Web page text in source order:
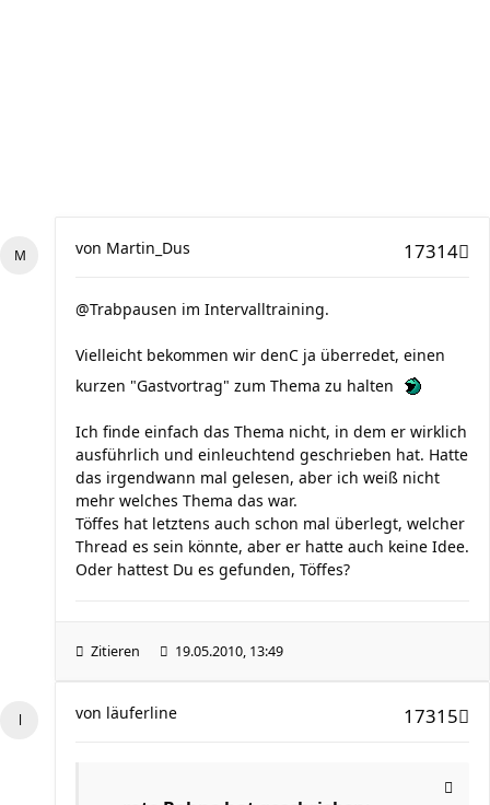
17314
von Martin_Dus
@Trabpausen im Intervalltraining.
Vielleicht bekommen wir denC ja überredet, einen
kurzen "Gastvortrag" zum Thema zu halten
Ich finde einfach das Thema nicht, in dem er wirklich
ausführlich und einleuchtend geschrieben hat. Hatte
das irgendwann mal gelesen, aber ich weiß nicht
mehr welches Thema das war.
Töffes hat letztens auch schon mal überlegt, welcher
Thread es sein könnte, aber er hatte auch keine Idee.
Oder hattest Du es gefunden, Töffes?
Zitieren 19.05.2010, 13:49
17315
von läuferline